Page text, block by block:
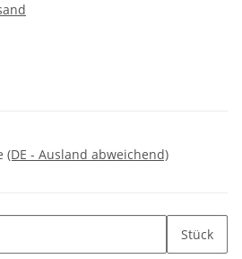
(DE - Ausland abweichend)
Stück